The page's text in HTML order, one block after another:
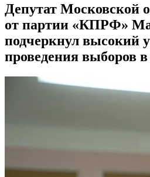
Депутат Московской
от партии «КПРФ»
подчеркнул высокий
проведения выборов